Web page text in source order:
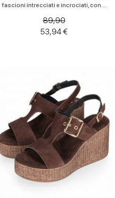
fascioni intrecciati e incrociati, con...
89,90
53,94 €